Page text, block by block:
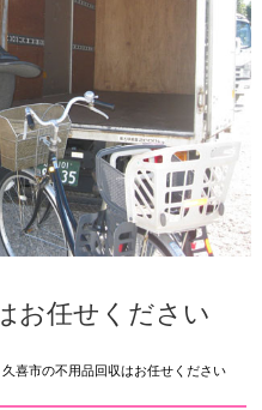
お任せください
久喜市の不用品回収はお任せください